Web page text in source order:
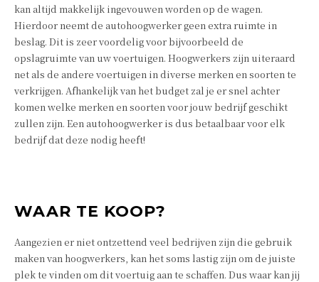
kan altijd makkelijk ingevouwen worden op de wagen.
Hierdoor neemt de autohoogwerker geen extra ruimte in
beslag. Dit is zeer voordelig voor bijvoorbeeld de
opslagruimte van uw voertuigen. Hoogwerkers zijn uiteraard
net als de andere voertuigen in diverse merken en soorten te
verkrijgen. Afhankelijk van het budget zal je er snel achter
komen welke merken en soorten voor jouw bedrijf geschikt
zullen zijn. Een autohoogwerker is dus betaalbaar voor elk
bedrijf dat deze nodig heeft!
WAAR TE KOOP?
Aangezien er niet ontzettend veel bedrijven zijn die gebruik
maken van hoogwerkers, kan het soms lastig zijn om de juiste
plek te vinden om dit voertuig aan te schaffen. Dus waar kan jij